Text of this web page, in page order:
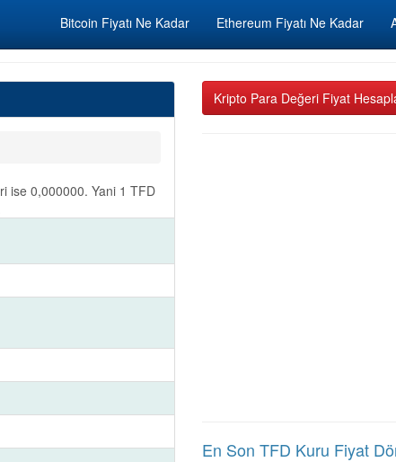
Bitcoin Fiyatı Ne Kadar Ethereum Fiyatı Ne Kadar
ise 0,000000. Yani 1 TFD
Kripto Para Değeri Fiyat
En Son TFD Kuru Fiyat